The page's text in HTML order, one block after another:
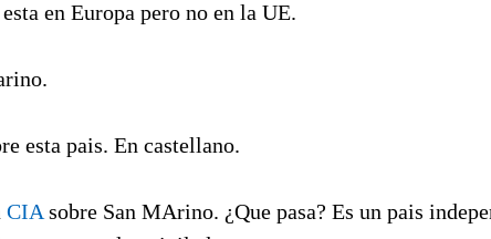
en Europa pero no en la UE.
esta pais. En castellano.
CIA sobre San MArino. ¿Que pasa? Es un pais